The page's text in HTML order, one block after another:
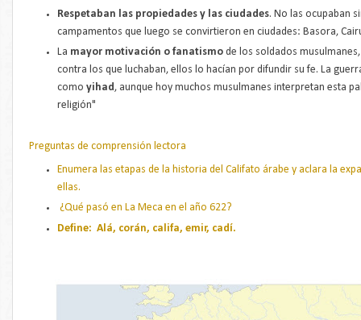
Respetaban las propiedades y las ciudades. No las ocupaban
campamentos que luego se convirtieron en ciudades: Basora,
La mayor motivación o fanatismode los soldados
contra los que luchaban, ellos lo hacían por difundir su fe. La
como yihad , aunque hoy muchos musulmanes interpretan esta
religión"
Preguntas de comprensión lectora
Enumera las etapas de la historia del Califato árabe y aclara la
ellas.
¿Qué pasó en La Meca en el año 622?
Define: Alá, corán, califa, emir, cadí.